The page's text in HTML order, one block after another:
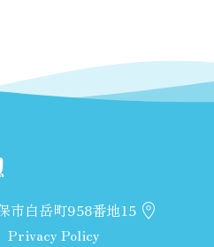
市白岳町958番地15
Privacy Policy